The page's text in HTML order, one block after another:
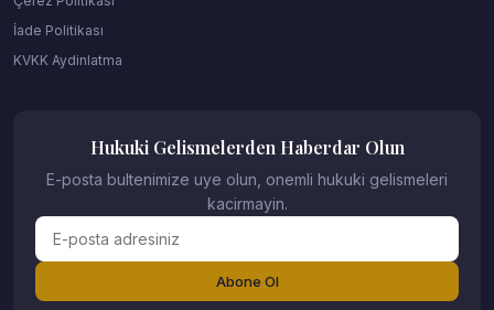
İade Politikası
KVKK Aydinlatma
Hukuki Gelismelerden Haberdar Olun
E-posta bultenimize uye olun, onemli hukuki gelismeleri
kacirmayin.
Abone Ol